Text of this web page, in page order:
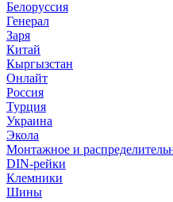
Белоруссия
Генерал
Заря
Китай
Кыргызстан
Онлайт
Россия
Турция
Украина
Экола
Монтажное и
DIN-рейки
Клемники
Шины